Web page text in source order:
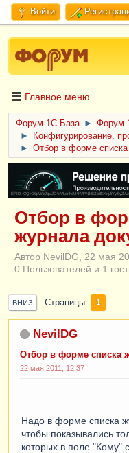
Войти
Главное меню
Форум 1C База ►
Форум
►
Конфигурирование,
►
Отбор в форме
ERID: CQH36pWzJqVJD4xVLsnhcU4hVPNjkBZe8KKxjJiYySyZAz
Отбор в
журнала
Автор NevilDG, 22 мая
0 Пользователей и 1
ВНИЗ Страницы 1
NevilDG
Отбор в форме списка
22 мая 2011, 12:37
Надо в форме списка
чтобы показывались
которых в поле "Кому"